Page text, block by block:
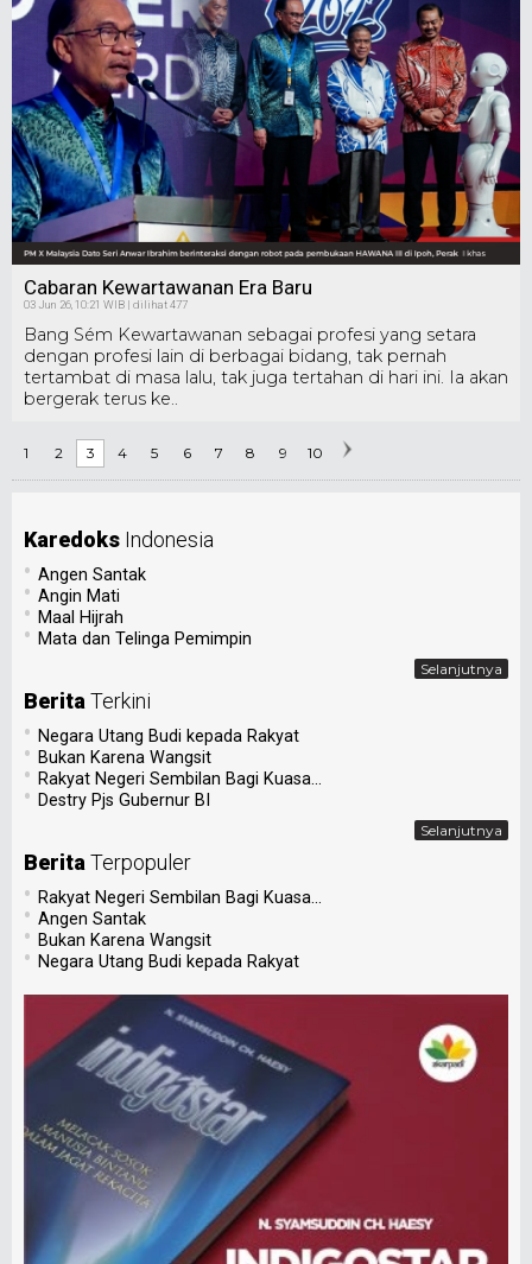
Cabaran Kewartawanan Era Baru
03 Jun 26, 10:21 WIB | dilihat 477
Bang Sém Kewartawanan sebagai profesi yang setara
dengan profesi lain di berbagai bidang, tak pernah
tertambat di masa lalu, tak juga tertahan di hari ini. Ia akan
bergerak terus ke..
1 2 3 4 5 6 7 8 9 10
Karedoks Indonesia
• Angen Santak
• Angin Mati
• Maal Hijrah
• Mata dan Telinga Pemimpin
Selanjutnya
Berita Terkini
• Negara Utang Budi kepada Rakyat
• Bukan Karena Wangsit
• Rakyat Negeri Sembilan Bagi Kuasa...
• Destry Pjs Gubernur BI
Selanjutnya
Berita Terpopuler
• Rakyat Negeri Sembilan Bagi Kuasa...
• Angen Santak
• Bukan Karena Wangsit
• Negara Utang Budi kepada Rakyat